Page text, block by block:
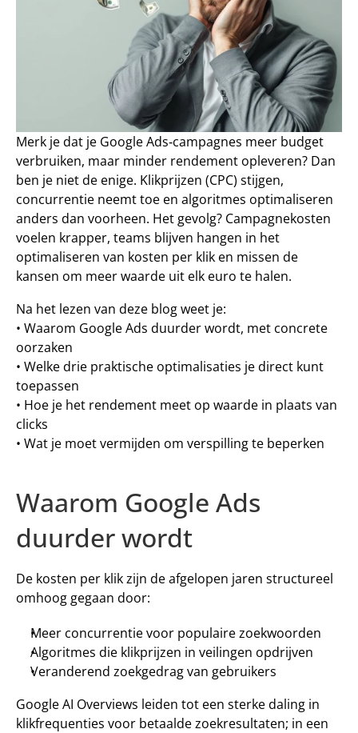
Merk je dat je Google Ads‑campagnes meer budget
verbruiken, maar minder rendement opleveren? Dan
ben je niet de enige. Klikprijzen (CPC) stijgen,
concurrentie neemt toe en algoritmes optimaliseren
anders dan voorheen. Het gevolg? Campagnekosten
voelen krapper, teams blijven hangen in het
optimaliseren van kosten per klik en missen de
kansen om meer waarde uit elk euro te halen.
Na het lezen van deze blog weet je:
• Waarom Google Ads duurder wordt, met concrete
oorzaken
• Welke drie praktische optimalisaties je direct kunt
toepassen
• Hoe je het rendement meet op waarde in plaats van
clicks
• Wat je moet vermijden om verspilling te beperken
Waarom Google Ads
duurder wordt
De kosten per klik zijn de afgelopen jaren structureel
omhoog gegaan door:
Meer concurrentie voor populaire zoekwoorden
Algoritmes die klikprijzen in veilingen opdrijven
Veranderend zoekgedrag van gebruikers
Google AI Overviews leiden tot een sterke daling in
klikfrequenties voor betaalde zoekresultaten; in een